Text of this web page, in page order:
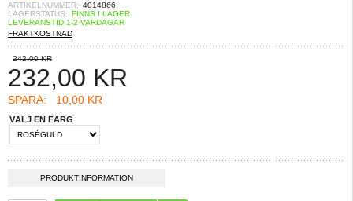
ARTIKELNUMMER: 4014866
LAGERSTATUS: FINNS I LAGER.
LEVERANSTID 1-2 VARDAGAR
FRAKTKOSTNAD
242,00 KR
232,00 KR
SPARA: 10,00 KR
VÄLJ EN FÄRG
PRODUKTINFORMATION